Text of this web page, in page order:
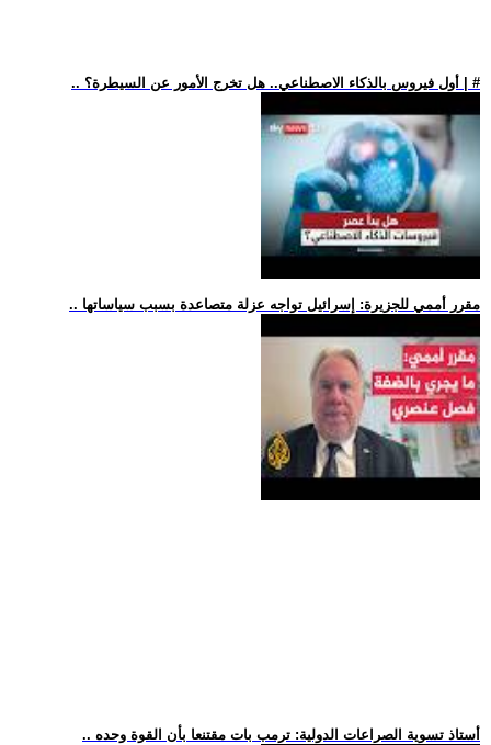
.. أول فيروس بالذكاء الاصطناعي.. هل تخرج الأمور عن السيطرة؟ | #
.. مقرر أممي للجزيرة: إسرائيل تواجه عزلة متصاعدة بسبب سياساتها
.. أستاذ تسوية الصراعات الدولية: ترمب بات مقتنعا بأن القوة وحده